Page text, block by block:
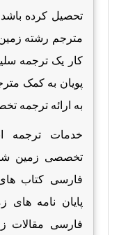
تحصیل کرده
مترجم رشته
کار یک ترجمه
پویان به کمک
به ارائه ترجمه
خدمات ترجمه
تخصصی زمین
فارسی کتاب
پایان نامه های
فارسی مقالات